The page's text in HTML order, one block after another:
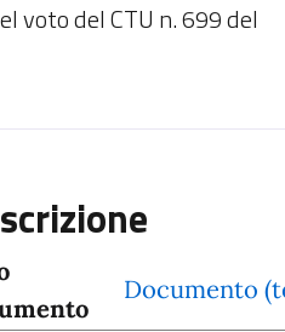
voto del CTU n. 699 del
Documento